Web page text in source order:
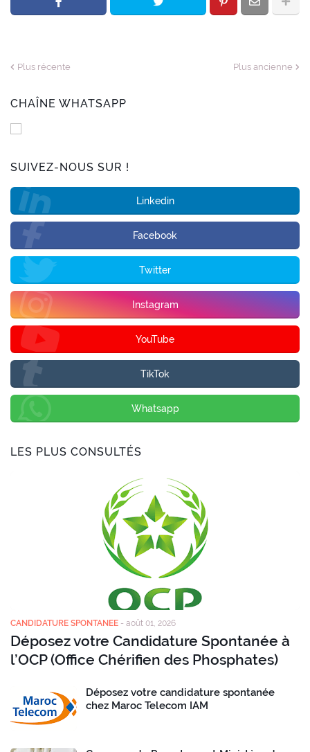
Plus récente Plus ancienne
CHAÎNE WHATSAPP
SUIVEZ-NOUS SUR !
Linkedin
Facebook
Twitter
Instagram
YouTube
TikTok
Whatsapp
LES PLUS CONSULTÉS
CANDIDATURE SPONTANEE - août 01, 2026
Déposez votre Candidature Spontanée à
l’OCP (Office Chérifien des Phosphates)
Déposez votre candidature spontanée
chez Maroc Telecom IAM